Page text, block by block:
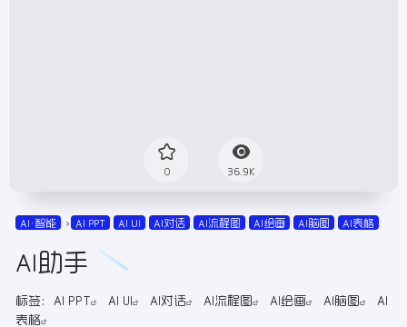
0 36.9K
AI•智能 AI PPT AI UI AI对话 AI流程图 AI绘画 AI脑图 AI表格
AI助手
标签： AI PPT AI UI AI对话 AI流程图 AI绘画 AI脑图
AI
表格